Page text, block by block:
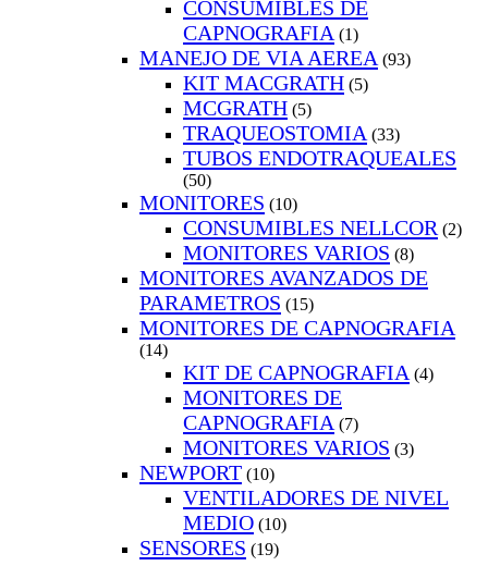
CONSUMIBLES DE
CAPNOGRAFIA (1)
MANEJO DE VIA AEREA (93)
KIT MACGRATH (5)
MCGRATH (5)
TRAQUEOSTOMIA (33)
TUBOS ENDOTRAQUEALES
(50)
MONITORES (10)
CONSUMIBLES NELLCOR (2)
MONITORES VARIOS (8)
MONITORES AVANZADOS DE
PARAMETROS (15)
MONITORES DE CAPNOGRAFIA
(14)
KIT DE CAPNOGRAFIA (4)
MONITORES DE
CAPNOGRAFIA (7)
MONITORES VARIOS (3)
NEWPORT (10)
VENTILADORES DE NIVEL
MEDIO (10)
SENSORES (19)